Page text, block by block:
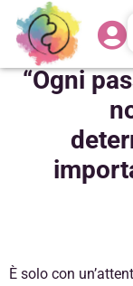
“Ogni
È solo con